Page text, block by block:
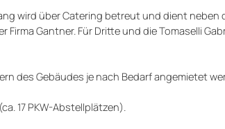
wird über Catering betreut und dient neben
Gantner. Für Dritte und die Tomaselli
des Gebäudes je nach Bedarf angemietet
17 PKW-Abstellplätzen).